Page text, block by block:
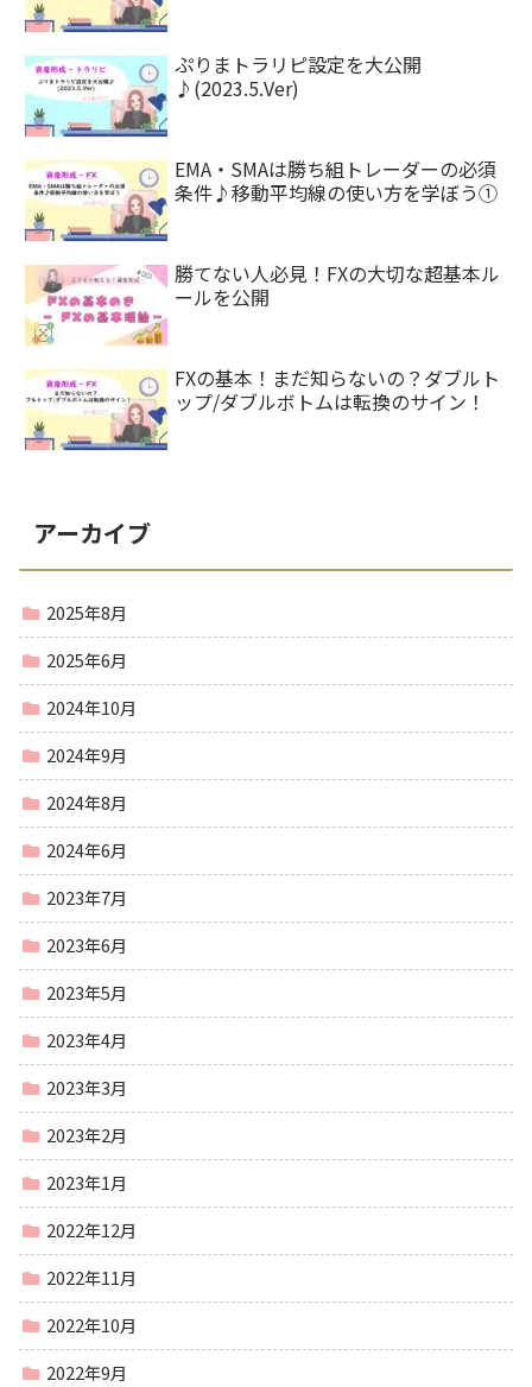
ぷりまトラリピ設定を大公開
♪(2023.5.Ver)
EMA・SMAは勝ち組トレーダーの必須
条件♪移動平均線の使い方を学ぼう①
勝てない人必見！FXの大切な超基本ル
ールを公開
FXの基本！まだ知らないの？ダブルト
ップ/ダブルボトムは転換のサイン！
アーカイブ
2025年8月
2025年6月
2024年10月
2024年9月
2024年8月
2024年6月
2023年7月
2023年6月
2023年5月
2023年4月
2023年3月
2023年2月
2023年1月
2022年12月
2022年11月
2022年10月
2022年9月